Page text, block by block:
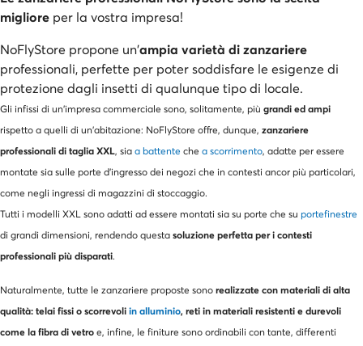
migliore per la vostra impresa!
NoFlyStore propone un'ampia varietà di zanzariere
professionali, perfette per poter soddisfare le esigenze di
protezione dagli insetti di qualunque tipo di locale.
Gli infissi di un'impresa commerciale sono, solitamente, più grandi ed ampi
rispetto a quelli di un'abitazione: NoFlyStore offre, dunque, zanzariere
professionali di taglia XXL, sia a battente che a scorrimento, adatte per essere
montate sia sulle porte d'ingresso dei negozi che in contesti ancor più particolari,
come negli ingressi di magazzini di stoccaggio.
Tutti i modelli XXL sono adatti ad essere montati sia su porte che su portefinestre
di grandi dimensioni, rendendo questa soluzione perfetta per i contesti
professionali più disparati.
Naturalmente, tutte le zanzariere proposte sono realizzate con materiali di alta
qualità: telai fissi o scorrevoliin alluminio, reti in materiali resistenti e durevoli
come la fibra di vetro e, infine, le finiture sono ordinabili con tante, differenti